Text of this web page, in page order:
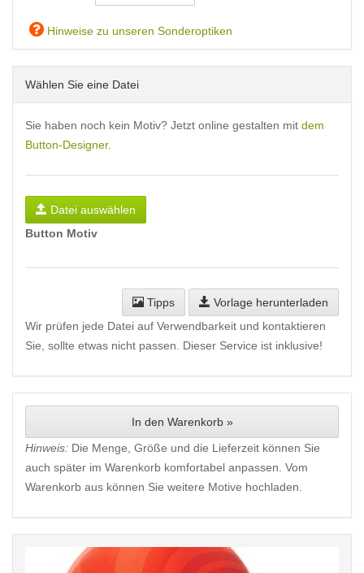
Hinweise zu unseren Sonderoptiken
Wählen Sie eine Datei
Sie haben noch kein Motiv? Jetzt online gestalten mit dem
Button-Designer.
Datei auswählen
Button Motiv
Tipps
Vorlage herunterladen
Wir prüfen jede Datei auf Verwendbarkeit und kontaktieren
Sie, sollte etwas nicht passen. Dieser Service ist inklusive!
In den Warenkorb »
Hinweis: Die Menge, Größe und die Lieferzeit können Sie
auch später im Warenkorb komfortabel anpassen. Vom
Warenkorb aus können Sie weitere Motive hochladen.